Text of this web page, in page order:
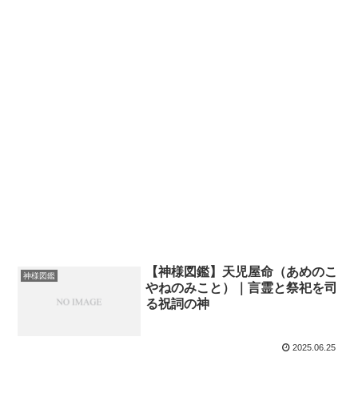
神様図鑑
【神様図鑑】天児屋命（あめのこ
やねのみこと）｜言霊と祭祀を司
る祝詞の神
2025.06.25